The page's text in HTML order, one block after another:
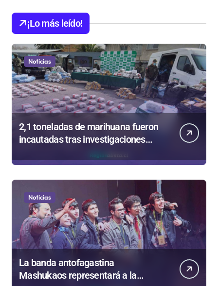
¡Lo más leído!
Noticias
2,1 toneladas de marihuana fueron
incautadas tras investigaciones
Noticias
La banda antofagastina
Mashukaos representará a la